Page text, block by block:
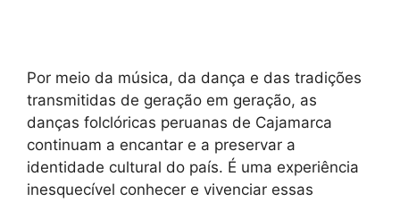
Por meio da música, da dança e das tradições
transmitidas de geração em geração, as
danças folclóricas peruanas de Cajamarca
continuam a encantar e a preservar a
identidade cultural do país. É uma experiência
inesquecível conhecer e vivenciar essas